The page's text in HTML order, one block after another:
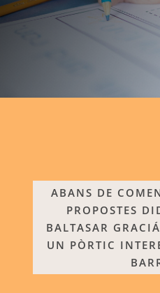
ABANS DE
PROPOSTES
BALTASAR
UN PÒRTIC